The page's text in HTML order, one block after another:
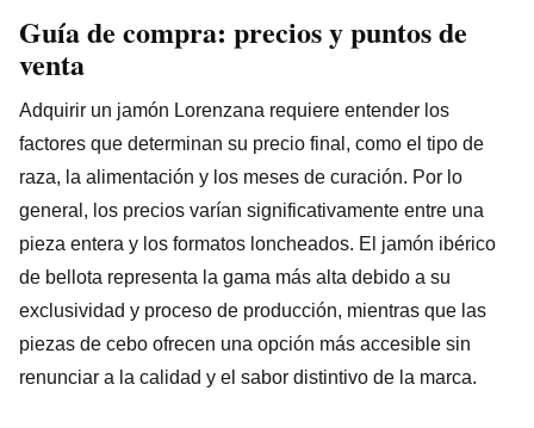
Guía de compra: precios y puntos de
venta
Adquirir un jamón Lorenzana requiere entender los
factores que determinan su precio final, como el tipo de
raza, la alimentación y los meses de curación. Por lo
general, los precios varían significativamente entre una
pieza entera y los formatos loncheados. El jamón ibérico
de bellota representa la gama más alta debido a su
exclusividad y proceso de producción, mientras que las
piezas de cebo ofrecen una opción más accesible sin
renunciar a la calidad y el sabor distintivo de la marca.